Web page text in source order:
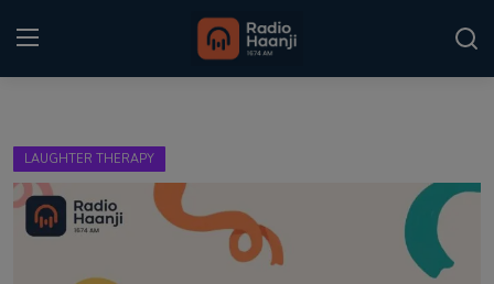
Home
Punjabi Podcast
LAUGHTER THERAPY